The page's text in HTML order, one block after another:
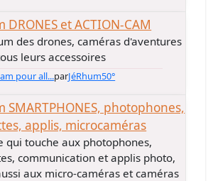
DRONES et ACTION-CAM
des drones, caméras d'aventures
leurs accessoires
pour all...parJéRhum50°
SMARTPHONES, photophones,
applis, microcaméras
qui touche aux photophones,
communication et applis photo,
aux micro-caméras et caméras